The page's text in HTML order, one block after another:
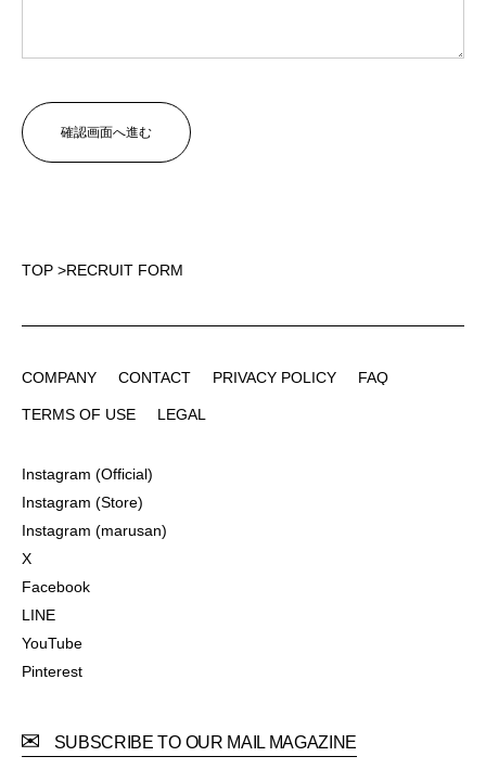
TOP >RECRUIT FORM
COMPANY
CONTACT
PRIVACY POLICY
FAQ
TERMS OF USE
LEGAL
Instagram (Official)
Instagram (Store)
Instagram (marusan)
X
Facebook
LINE
YouTube
Pinterest
SUBSCRIBE TO OUR MAIL MAGAZINE